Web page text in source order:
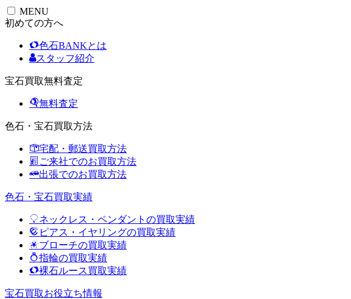
MENU
初めての方へ
色石BANKとは
スタッフ紹介
宝石買取無料査定
無料査定
色石・宝石買取方法
宅配・郵送買取方法
ご来社でのお買取方法
出張でのお買取方法
色石・宝石買取実績
ネックレス・ペンダントの買取実績
ピアス・イヤリングの買取実績
ブローチの買取実績
指輪の買取実績
裸石ルース買取実績
宝石買取お役立ち情報